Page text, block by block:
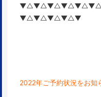
▼△▼△▼△▼△▼
2022年ご予約状況をお知